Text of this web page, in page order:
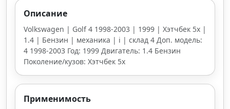
Описание
Volkswagen | Golf 4 1998-2003 | 1999 | Хэтчбек 5х |
1.4 | Бензин | механика | i | склад 4 Доп. модель:
4 1998-2003 Год: 1999 Двигатель: 1.4 Бензин
Поколение/кузов: Хэтчбек 5х
Применимость